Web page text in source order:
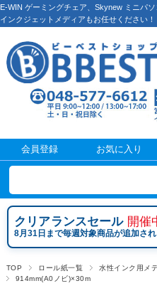
E-WIN ゲーミングチェア、Skynew ミニパ
インクジェットメディアもお任せください！
会員登録 お気に入り
クリアランスセール 開催
8月31日まで毎週対象商品が追加され
TOP ロール紙一覧 水性インク用メ
914mm(A0ノビ)×30m